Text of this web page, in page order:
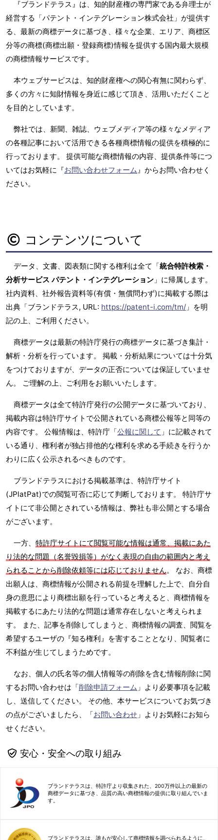
『ブランドテラス』は、知的財産権の専門家である弁理士が
経営する「パテント・インテグレーション株式会社」が提供す
る、最新の商標データに基づき、様々な企業、エリア、商標区
分等の商標(商標出願・登録商標)情報を提供する国内最大規模
の商標情報サービスです。
本ウェブサービスは、知的財産権への関心有無に関わらず、
多くの方々に知財情報を身近に感じて頂き、活用いただくこと
を目的としています。
弊社では、新聞、雑誌、ウェブメディア等の様々なメディア
の各種記事において活用できる各種商標情報の提供を積極的に
行っております。 提供可能な商標情報の内容、提供条件等につ
いてはお気軽に『お問い合わせフォーム 』からお問い合わせく
ださい。
コンテンツについて
データ、文書、図表類に関する権利は全て「統合特許検索・
分析サービス パテント・インテグレーション 」に帰属します。
社内資料、社外報告資料等(有償・無償問わず)に掲載する際は
出典「ブランドテラス, URL: https://patent-i.com/tm/ 」を明
記の上、ご利用ください。
商標データは最新の特許庁発行の商標データに基づき集計・
解析・分析を行っています。 掲載・分析結果については十分気
をつけておりますが、データの正否については保証していませ
ん。 ご理解の上、ご利用をお願いいたします。
商標データは全て特許庁発行の公開データに基づいており、
掲載内容は特許庁サイトで公開されている商標公報等と同等の
内容です。 公報情報は、特許庁「公報に関して 」に記載されて
いる通り、権利者が独占排他的な権利を求める手続きを行うか
わりに広く公示されるべきものです。
ブランドテラスにおける掲載基準は、特許庁サイト
(JPlatPat)での閲覧可否に応じて判断しております。 特許庁サ
イトにて非公開とされている情報は、弊社も非公開とする場合
がございます。
一方、 特許庁サイトにて閲覧可能な情報は通常、掲載にあた
り法的な問題（名誉毀損等）がなく表現の自由の範囲内と考え
られることから削除依頼等には応じておりません。 なお、商標
出願人は、商標情報が公開される前提を理解した上で、自分自
身の意思により商標出願を行っていると考えると、商標情報を
掲載するにあたり法的な問題は通常存在しないと考えられま
す。 また、記事を削除してしまうと、商標情報の調査、閲覧を
希望するユーザの『知る権利』を害することとなり、閲覧者に
不利益が生じてしまうためです。
なお、個人の氏名等の個人情報等の削除を含む情報削除に関
するお問い合わせは「削除申請フォーム 」より必要事項を記載
し、送信してください。 その他、本サービスについてお気づき
の点がございましたら、「お問い合わせ 」よりお気軽にお知ら
せください。
安心・安全への取り組み
ブランドテラスは、特許庁より収集された、200万件以上の最新の
商標データに基づき、品質の高い商標情報の提供に取り組んでいま
す。
ブランドテラスは、誰もが安心して商標情報を調べられるように、